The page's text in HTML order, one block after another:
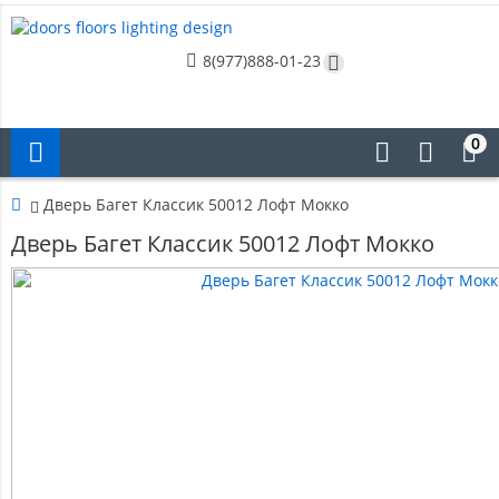
8(977)888-01-23
0
Дверь Багет Классик 50012 Лофт Мокко
Дверь Багет Классик 50012 Лофт Мокко